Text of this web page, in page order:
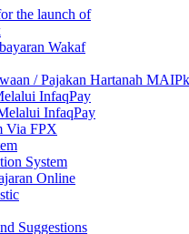
the launch of
Wakaf
/ Pajakan Hartanah MAIPk
InfaqPay
InfaqPay
Via FPX
System
Online
Suggestions